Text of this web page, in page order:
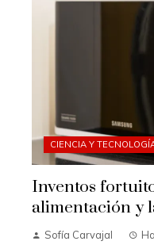
CIENCIA Y
Inventos
alimentación y
Sofía Carvajal